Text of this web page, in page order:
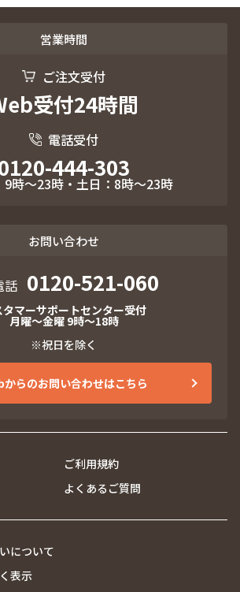
営業時間
ご注文受付
受付24時間
電話受付
444-303
9時～23時・土日：8時～23時
お問い合わせ
0120-521-060
タマーサポートセンター受付
月曜～金曜 9時～18時
※祝日を除く
からのお問い合わせはこちら
ご利用規約
よくあるご質問
について
表示